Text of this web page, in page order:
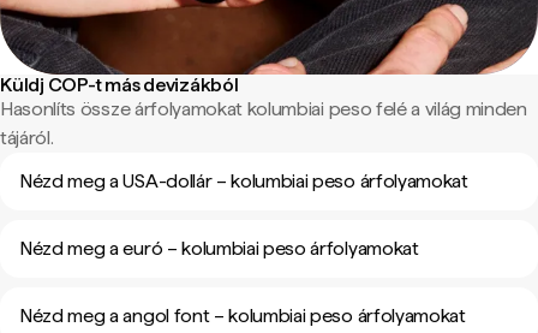
Küldj COP-t más devizákból
Hasonlíts össze árfolyamokat kolumbiai peso felé a világ minden
tájáról.
Nézd meg a USA-dollár – kolumbiai peso árfolyamokat
Nézd meg a euró – kolumbiai peso árfolyamokat
Nézd meg a angol font – kolumbiai peso árfolyamokat